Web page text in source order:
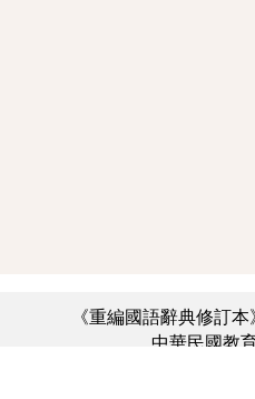
《重編國語辭典修訂
中華民國教